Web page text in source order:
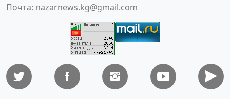
Почта: nazarnews.kg@gmail.com